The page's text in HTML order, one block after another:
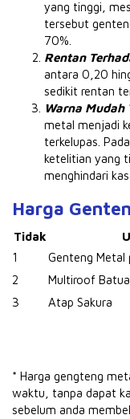
yang tinggi,
tersebut
70%.
Rentan
antara 0,20
sedikit rentan
Warna Mudah
metal menjadi
terkelupas.
ketelitian yang
menghindari
Harga
Tidak
1
Genteng Metal
2
Multiroof
3
Atap Sakura
* Harga gengteng
waktu, tanpa dapat
sebelum anda